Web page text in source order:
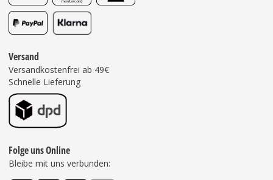
Versand
Versandkostenfrei ab 49€
Schnelle Lieferung
Folge uns Online
Bleibe mit uns verbunden: